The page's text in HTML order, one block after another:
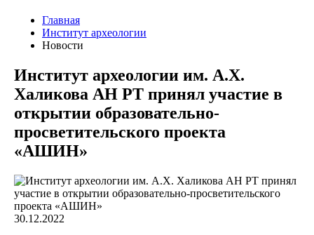
Главная
Институт археологии
Новости
Институт археологии им. А.Х.
Халикова АН РТ принял участие в
открытии образовательно-
просветительского проекта
«АШИН»
30.12.2022